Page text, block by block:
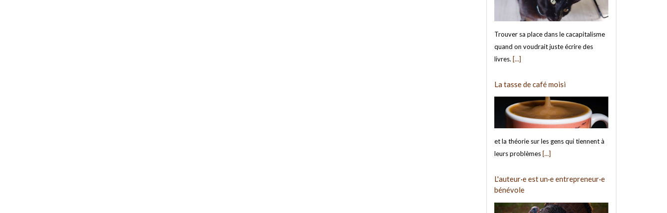
Trouver sa place dans le cacapitalisme
quand on voudrait juste écrire des
livres. [...]
La tasse de café moisi
et la théorie sur les gens qui tiennent à
leurs problèmes [...]
L'auteur·e est un·e entrepreneur·e
bénévole